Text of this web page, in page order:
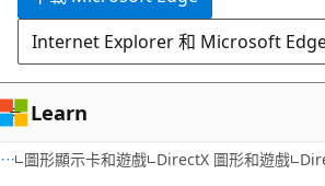
Internet Explorer 和 Microsoft
Learn
圖形顯示卡和遊戲 DirectX 圖形和遊戲